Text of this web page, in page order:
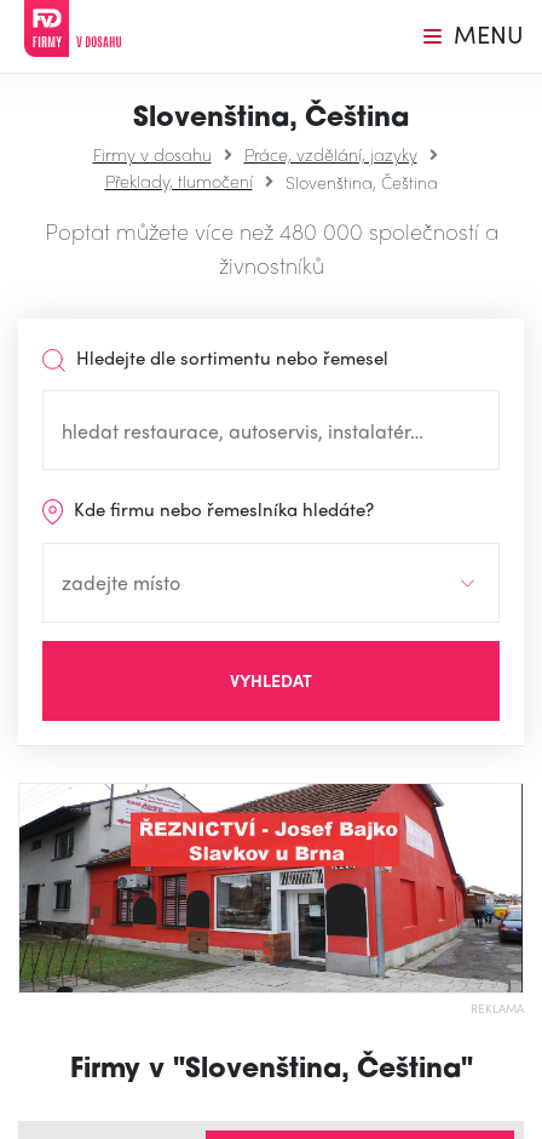
MENU
Slovenština, Čeština
Firmy v dosahu
Práce, vzdělání, jazyky
Překlady, tlumočení
Slovenština, Čeština
Poptat můžete více než 480 000 společností a
živnostníků
Hledejte dle sortimentu nebo řemesel
Kde firmu nebo řemeslníka hledáte?
VYHLEDAT
REKLAMA
Firmy v "Slovenština, Čeština"